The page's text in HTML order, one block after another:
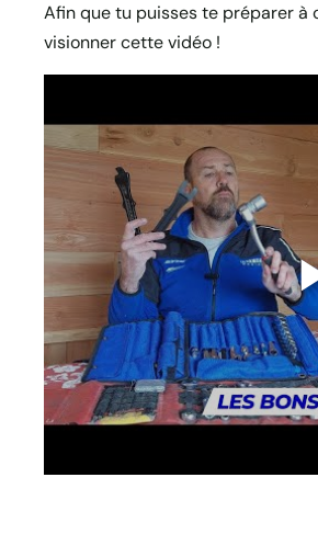
Afin que tu puisses te préparer à
visionner cette vidéo !